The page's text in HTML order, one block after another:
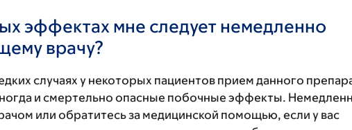
эффектах мне следует немедленно
врачу?
случаях у некоторых пациентов прием данного
и смертельно опасные побочные эффекты.
или обратитесь за медицинской помощью, если у вас